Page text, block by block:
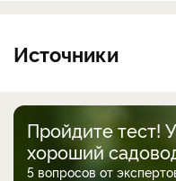
Источники
Пройдите тест!
хороший
5 вопросов от